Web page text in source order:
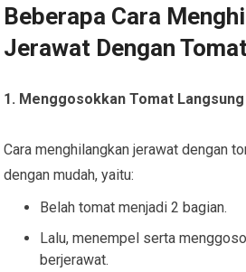
Beberapa Cara
Jerawat Dengan
1. Menggosokkan Tomat Langsung
Cara menghilangkan jerawat dengan
dengan mudah, yaitu:
Belah tomat menjadi 2 bagian.
Lalu, menempel serta
berjerawat.